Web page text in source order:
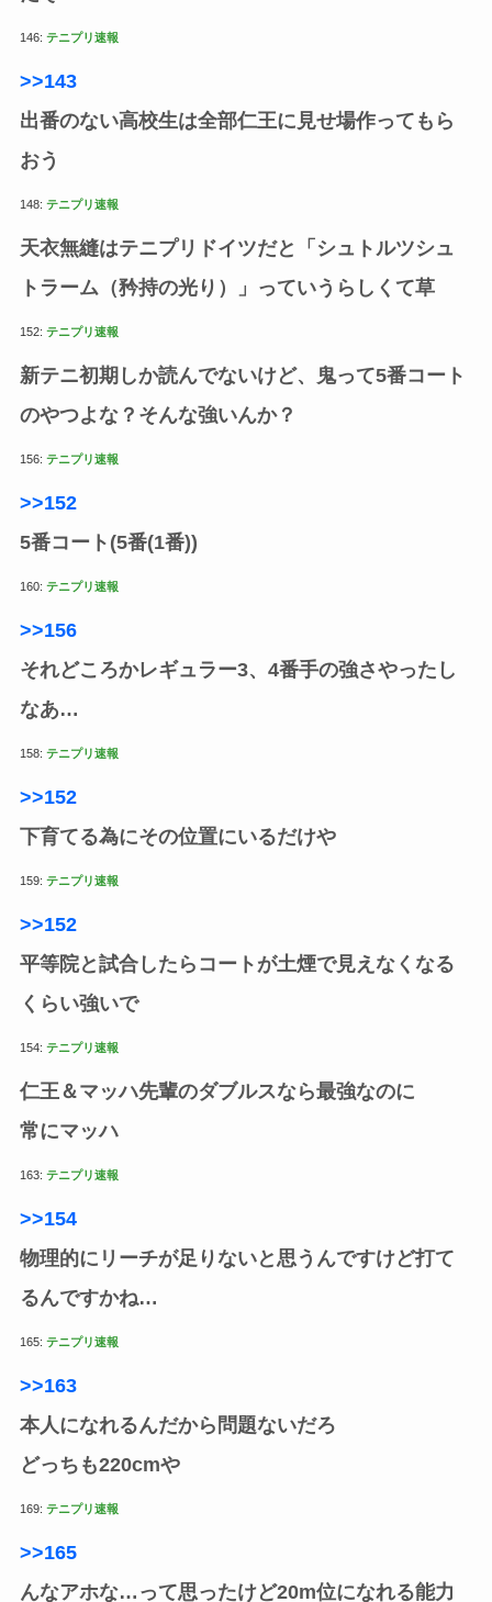
146: テニプリ速報
>>143
出番のない高校生は全部仁王に見せ場作ってもら
おう
148: テニプリ速報
天衣無縫はテニプリドイツだと「シュトルツシュ
トラーム（矜持の光り）」っていうらしくて草
152: テニプリ速報
新テニ初期しか読んでないけど、鬼って5番コート
のやつよな？そんな強いんか？
156: テニプリ速報
>>152
5番コート(5番(1番))
160: テニプリ速報
>>156
それどころかレギュラー3、4番手の強さやったし
なあ…
158: テニプリ速報
>>152
下育てる為にその位置にいるだけや
159: テニプリ速報
>>152
平等院と試合したらコートが土煙で見えなくなる
くらい強いで
154: テニプリ速報
仁王＆マッハ先輩のダブルスなら最強なのに
常にマッハ
163: テニプリ速報
>>154
物理的にリーチが足りないと思うんですけど打て
るんですかね…
165: テニプリ速報
>>163
本人になれるんだから問題ないだろ
どっちも220cmや
169: テニプリ速報
>>165
んなアホな…って思ったけど20m位になれる能力